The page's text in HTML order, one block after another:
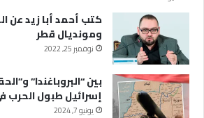
كتب أحمد أبا زيد عن
ومونديال قطر
نوفمبر 25, 2022
بين “البروباغندا”
إسرائيل طبول الحرب
يونيو 7, 2024